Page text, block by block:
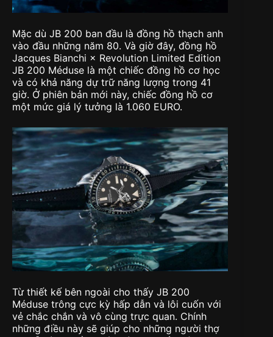
Mặc dù JB 200 ban đầu là đồng hồ thạch anh
vào đầu những năm 80. Và giờ đây, đồng hồ
Jacques Bianchi × Revolution Limited Edition
JB 200 Méduse là một chiếc đồng hồ cơ học
và có khả năng dự trữ năng lượng trong 41
giờ. Ở phiên bản mới này, chiếc đồng hồ cơ
một mức giá lý tưởng là 1.060 EURO.
Từ thiết kế bên ngoài cho thấy JB 200
Méduse trông cực kỳ hấp dẫn và lôi cuốn với
vẻ chắc chắn và vô cùng trực quan. Chính
những điều này sẽ giúp cho những người thợ